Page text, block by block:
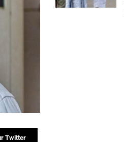
Twitter